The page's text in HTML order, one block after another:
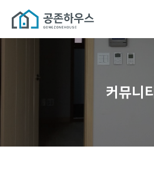
커뮤니티